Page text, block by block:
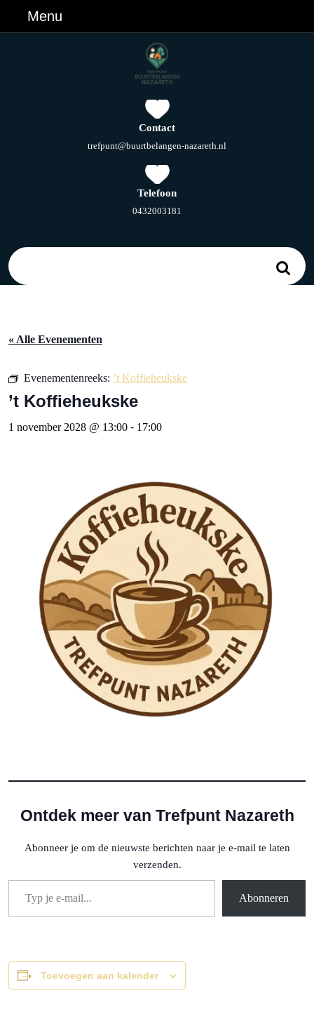
Menu
Contact
trefpunt@buurtbelangen-nazareth.nl
Telefoon
0432003181
« Alle Evenementen
Evenementenreeks: ’t Koffieheukske
’t Koffieheukske
1 november 2028 @ 13:00 - 17:00
Ontdek meer van Trefpunt Nazareth
Abonneer je om de nieuwste berichten naar je e-mail te laten
verzenden.
Typ je e-mail...
Abonneren
Toevoegen aan kalender